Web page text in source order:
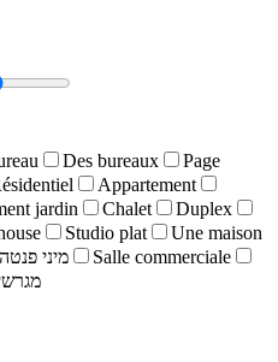
Des bureaux
Page
Appartement
jardin Chalet
Duplex
Studio plat
Une maison
מיני
Salle commerciale